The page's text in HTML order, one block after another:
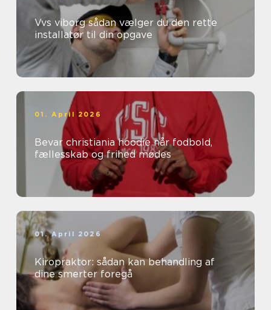
Vvs viborg sådan vælger du den rette
installatør til din opgave
01. April 2026
Bevar christiania hoodie når fodbold,
fællesskab og frihed mødes
01. April 2026
Kiropraktor: sådan kan behandling af
dine smerter foregå